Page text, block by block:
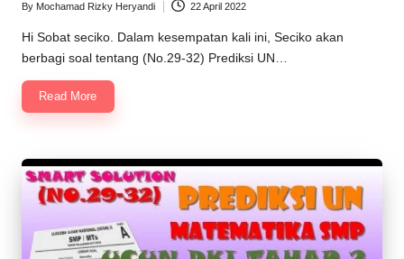
Posted
by
By Mochamad Rizky Heryandi 22 April 2022
Hi Sobat seciko. Dalam kesempatan kali ini, Seciko akan
berbagi soal tentang (No.29-32) Prediksi UN…
Read More